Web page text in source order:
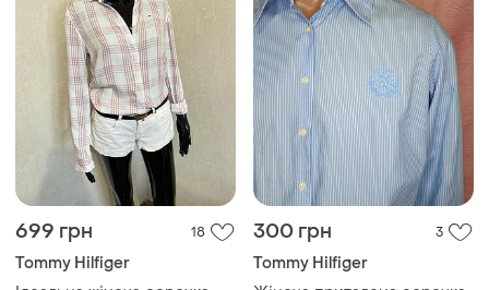
699 грн 18
Tommy Hilfiger
300 грн 3
Tommy Hilfiger